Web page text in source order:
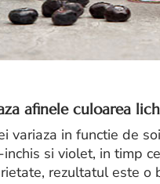
afinele culoarea
variaza in functie de
si violet, in timp
rezultatul este o